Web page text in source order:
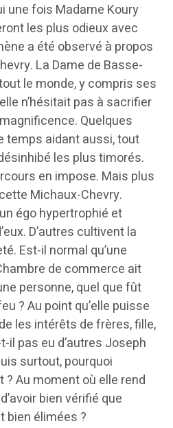
une fois Madame Koury
les plus odieux avec
a été observé à propos
La Dame de Basse-
le monde, y compris ses
n’hésitait pas à sacrifier
Quelques
temps aidant aussi, tout
les plus timorés.
en impose. Mais plus
Michaux-Chevry.
égo hypertrophié et
D’autres cultivent la
Est-il normal qu’une
de commerce ait
personne, quel que fût
? Au point qu’elle puisse
les intérêts de frères, fille,
il pas eu d’autres Joseph
surtout, pourquoi
Au moment où elle rend
bien vérifié que
élimées ?